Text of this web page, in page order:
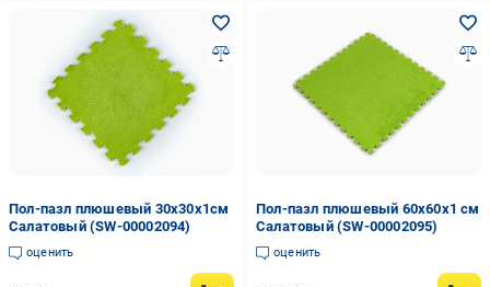
Пол-пазл плюшевый 30х30х1см
Салатовый (SW-00002094)
оценить
Пол-пазл плюшевый 60х60х1 см
Салатовый (SW-00002095)
оценить